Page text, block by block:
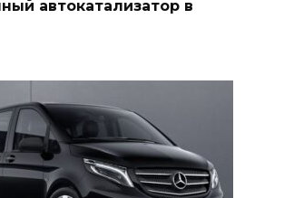
автокатализатор в